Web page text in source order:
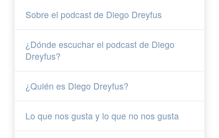
Sobre el podcast de Diego Dreyfus
¿Dónde escuchar el podcast de Diego
Dreyfus?
¿Quién es Diego Dreyfus?
Lo que nos gusta y lo que no nos gusta